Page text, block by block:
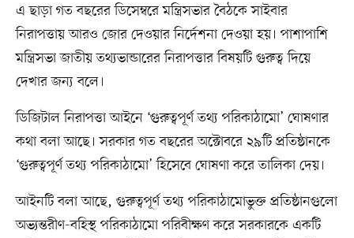
এ ছাড়া গত বছরের ডিসেম্বরে মন্ত্রিসভার বৈঠকে সাইবার
নিরাপত্তায় আরও জোর দেওয়ার নির্দেশনা দেওয়া হয়। পাশাপাশি
মন্ত্রিসভা জাতীয় তথ্যভান্ডারের নিরাপত্তার বিষয়টি গুরুত্ব দিয়ে
দেখার জন্য বলে।
ডিজিটাল নিরাপত্তা আইনে ‘গুরুত্বপূর্ণ তথ্য পরিকাঠামো’ ঘোষণার
কথা বলা আছে। সরকার গত বছরের অক্টোবরে ২৯টি প্রতিষ্ঠানকে
‘গুরুত্বপূর্ণ তথ্য পরিকাঠামো’ হিসেবে ঘোষণা করে তালিকা দেয়।
আইনটি বলা আছে, গুরুত্বপূর্ণ তথ্য পরিকাঠামোভুক্ত প্রতিষ্ঠানগুলো
অভ্যন্তরীণ-বহিস্থ পরিকাঠামো পরিবীক্ষণ করে সরকারকে একটি